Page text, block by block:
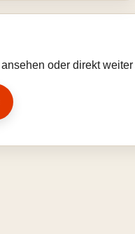
ansehen oder direkt weiter